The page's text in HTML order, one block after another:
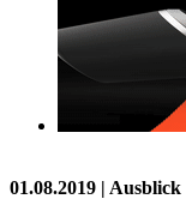
01.08.2019 | Ausblick